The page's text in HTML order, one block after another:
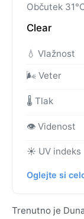
Občutek
Clear
💧 Vlažnost
🌬️ Veter
🌡️ Tlak
👁️ Videnost
☀️ UV indeks
Oglejte si
Trenutno je